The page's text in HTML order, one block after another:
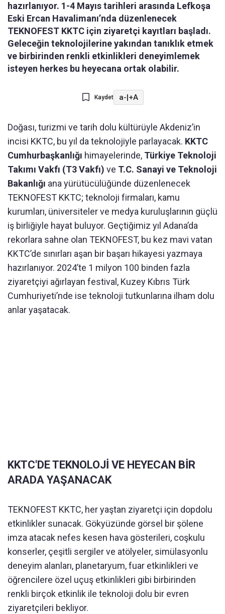
hazırlanıyor. 1-4 Mayıs tarihleri arasında Lefkoşa
Eski Ercan Havalimanı’nda düzenlenecek
TEKNOFEST KKTC için ziyaretçi kayıtları başladı.
Geleceğin teknolojilerine yakından tanıklık etmek
ve birbirinden renkli etkinlikleri deneyimlemek
isteyen herkes bu heyecana ortak olabilir.
Kaydet a-|+A
Doğası, turizmi ve tarih dolu kültürüyle Akdeniz’in
incisi KKTC, bu yıl da teknolojiyle parlayacak. KKTC
Cumhurbaşkanlığı himayelerinde, Türkiye Teknoloji
Takımı Vakfı (T3 Vakfı) ve T.C. Sanayi ve Teknoloji
Bakanlığı ana yürütücülüğünde düzenlenecek
TEKNOFEST KKTC; teknoloji firmaları, kamu
kurumları, üniversiteler ve medya kuruluşlarının güçlü
iş birliğiyle hayat buluyor. Geçtiğimiz yıl Adana’da
rekorlara sahne olan TEKNOFEST, bu kez mavi vatan
KKTC’de sınırları aşan bir başarı hikayesi yazmaya
hazırlanıyor. 2024’te 1 milyon 100 binden fazla
ziyaretçiyi ağırlayan festival, Kuzey Kıbrıs Türk
Cumhuriyeti’nde ise teknoloji tutkunlarına ilham dolu
anlar yaşatacak.
KKTC'DE TEKNOLOJİ VE HEYECAN BİR
ARADA YAŞANACAK
TEKNOFEST KKTC, her yaştan ziyaretçi için dopdolu
etkinlikler sunacak. Gökyüzünde görsel bir şölene
imza atacak nefes kesen hava gösterileri, coşkulu
konserler, çeşitli sergiler ve atölyeler, simülasyonlu
deneyim alanları, planetaryum, fuar etkinlikleri ve
öğrencilere özel uçuş etkinlikleri gibi birbirinden
renkli birçok etkinlik ile teknoloji dolu bir evren
ziyaretçileri bekliyor.